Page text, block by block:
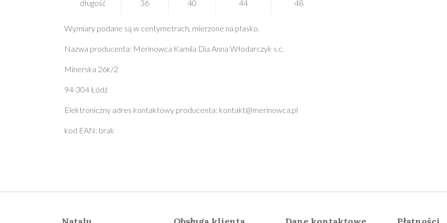
długość 36 40 44 48
Wymiary podane są w centymetrach, mierzone na płasko.
Nazwa producenta: Merinowca Kamila Dia Anna Włodarczyk s.c.
Minerska 26k/2
94-304 Łódź
Elektroniczny adres kontaktowy producenta: kontakt@merinowca.pl
kod EAN: brak